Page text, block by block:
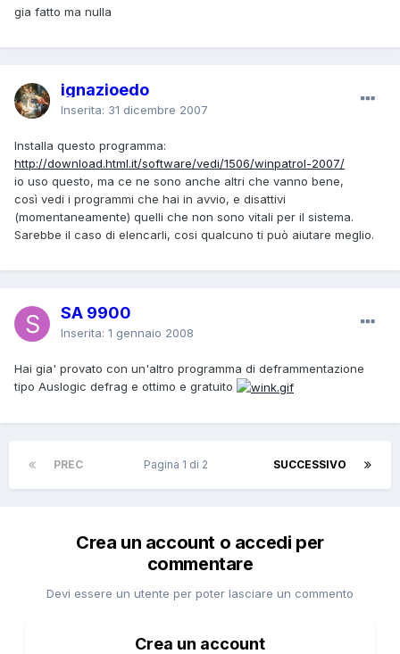
gia fatto ma nulla
ignazioedo
Inserita: 31 dicembre 2007
Installa questo programma:
http://download.html.it/software/vedi/1506/winpatrol-2007/
io uso questo, ma ce ne sono anche altri che vanno bene,
così vedi i programmi che hai in avvio, e disattivi
(momentaneamente) quelli che non sono vitali per il sistema.
Sarebbe il caso di elencarli, cosi qualcuno ti può aiutare meglio.
SA 9900
Inserita: 1 gennaio 2008
Hai gia' provato con un'altro programma di deframmentazione
tipo Auslogic defrag e ottimo e gratuito
PREC SUCCESSIVO
Pagina 1 di 2
Crea un account o accedi per
commentare
Devi essere un utente per poter lasciare un commento
Crea un account